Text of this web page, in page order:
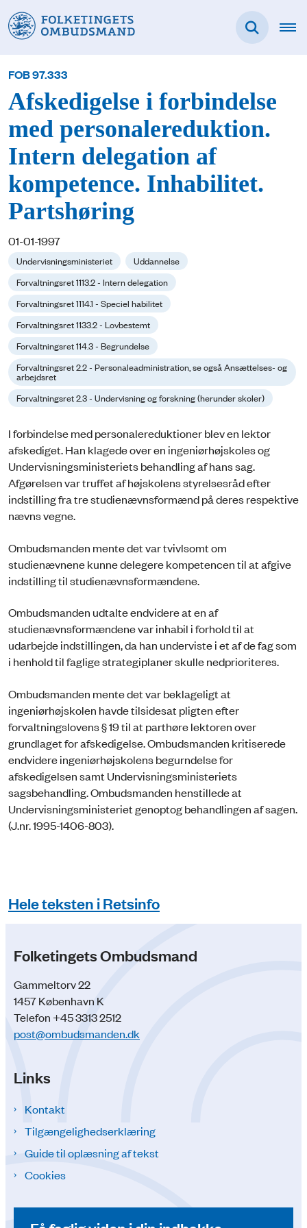
FOB 97.333
Afskedigelse i forbindelse
med personalereduktion.
Intern delegation af
kompetence. Inhabilitet.
Partshøring
01-01-1997
Undervisningsministeriet
Uddannelse
Forvaltningsret 1113.2 - Intern delegation
Forvaltningsret 1114.1 - Speciel habilitet
Forvaltningsret 1133.2 - Lovbestemt
Forvaltningsret 114.3 - Begrundelse
Forvaltningsret 2.2 - Personaleadministration, se også Ansættelses- og
arbejdsret
Forvaltningsret 2.3 - Undervisning og forskning (herunder skoler)
I forbindelse med personalereduktioner blev en lektor
afskediget. Han klagede over en ingeniørhøjskoles og
Undervisningsministeriets behandling af hans sag.
Afgørelsen var truffet af højskolens styrelsesråd efter
indstilling fra tre studienævnsformænd på deres respektive
nævns vegne.
Ombudsmanden mente det var tvivlsomt om
studienævnene kunne delegere kompetencen til at afgive
indstilling til studienævnsformændene.
Ombudsmanden udtalte endvidere at en af
studienævnsformændene var inhabil i forhold til at
udarbejde indstillingen, da han underviste i et af de fag som
i henhold til faglige strategiplaner skulle nedprioriteres.
Ombudsmanden mente det var beklageligt at
ingeniørhøjskolen havde tilsidesat pligten efter
forvaltningslovens § 19 til at parthøre lektoren over
grundlaget for afskedigelse. Ombudsmanden kritiserede
endvidere ingeniørhøjskolens begurndelse for
afskedigelsen samt Undervisningsministeriets
sagsbehandling. Ombudsmanden henstillede at
Undervisningsministeriet genoptog behandlingen af sagen.
(J.nr. 1995-1406-803).
Hele teksten i Retsinfo
Folketingets Ombudsmand
Gammeltorv 22
1457 København K
Telefon +45 3313 2512
post@ombudsmanden.dk
Links
Kontakt
Tilgængelighedserklæring
Guide til oplæsning af tekst
Cookies